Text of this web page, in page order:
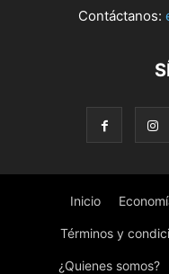
Contáctanos:
Inicio
Términos y
¿Quienes somos?